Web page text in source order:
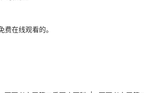
在线观看的。